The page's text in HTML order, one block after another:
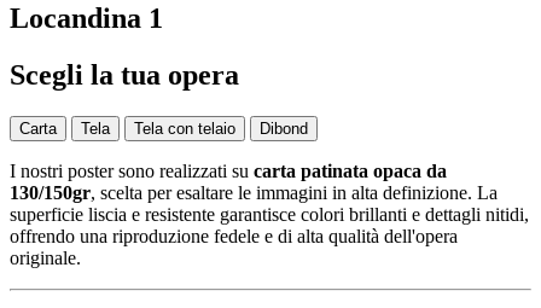
Locandina 1
Scegli la tua opera
Carta Tela Tela con telaio Dibond
I nostri poster sono realizzati su carta patinata opaca da
130/150gr, scelta per esaltare le immagini in alta definizione. La
superficie liscia e resistente garantisce colori brillanti e dettagli nitidi,
offrendo una riproduzione fedele e di alta qualità dell'opera
originale.